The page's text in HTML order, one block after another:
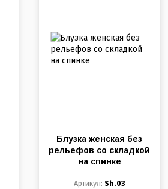
Блузка женская без
рельефов со складкой
на спинке
Sh.03